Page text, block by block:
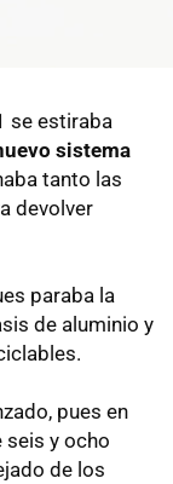
se estiraba
sistema
tanto las
devolver
paraba la
de aluminio y
pues en
seis y ocho
de los